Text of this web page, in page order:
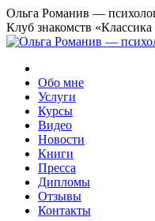
Перейти
к
содержанию
Ольга Романив —
Клуб знакомств
Обо мне
Услуги
Курсы
Видео
Новости
Книги
Пресса
Дипломы
Отзывы
Контакты